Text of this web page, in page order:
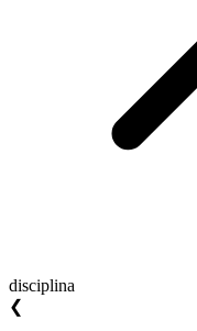
disciplina
❮